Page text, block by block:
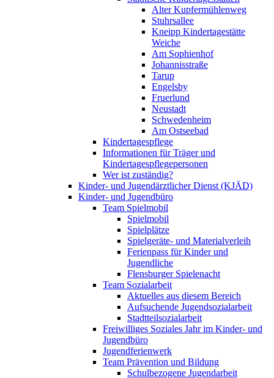
Alter Kupfermühlenweg
Stuhrsallee
Kneipp Kindertagestätte
Weiche
Am Sophienhof
Johannisstraße
Tarup
Engelsby
Fruerlund
Neustadt
Schwedenheim
Am Ostseebad
Kindertagespflege
Informationen für Träger und
Kindertagespflegepersonen
Wer ist zuständig?
Kinder- und Jugendärztlicher Dienst (KJÄD)
Kinder- und Jugendbüro
Team Spielmobil
Spielmobil
Spielplätze
Spielgeräte- und Materialverleih
Ferienpass für Kinder und
Jugendliche
Flensburger Spielenacht
Team Sozialarbeit
Aktuelles aus diesem Bereich
Aufsuchende Jugendsozialarbeit
Stadtteilsozialarbeit
Freiwilliges Soziales Jahr im Kinder- und
Jugendbüro
Jugendferienwerk
Team Prävention und Bildung
Schulbezogene Jugendarbeit